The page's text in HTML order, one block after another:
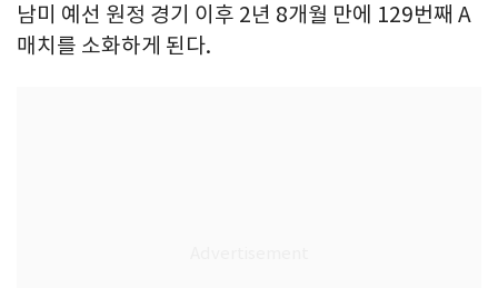
남미 예선 원정 경기 이후 2년 8개월 만에 129번째 A
매치를 소화하게 된다.